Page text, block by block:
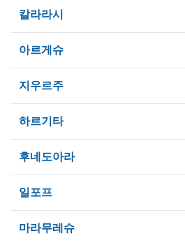
칼라라시
아르게슈
지우르주
하르기타
후네도아라
일포프
마라무레슈